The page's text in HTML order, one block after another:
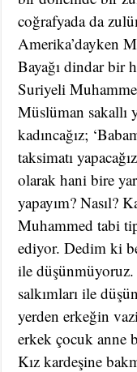
coğrafyada da
Amerika’dayken
Bayağı dindar bir
Suriyeli
Müslüman sakallı
kadıncağız;
taksimatı
olarak hani bire
yapayım? Nasıl?
Muhammed tabi
ediyor. Dedim ki
ile düşünmüyoruz.
salkımları ile
yerden erkeğin
erkek çocuk anne
Kız kardeşine